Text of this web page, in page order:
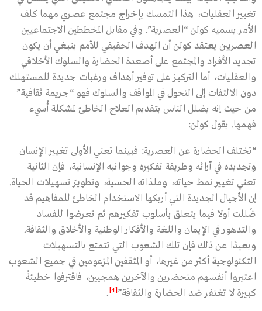
تغيير العقليات، هذا التمسك بإخراج مجتمع عصري مهما كلف
الأمر يسميه كولن “العصرية”. وفي مقابل المخططين الاجتماعيين
العصريين يعتقد كولن أن الهدف الحقيقي للأمم ينبغي أن يكون
تجديد الأفراد والمجتمع على أصعدة الحضارة والسلوك الأخلاقي
والعقليات، أما التركيز على توفير أهداف ورغبات جديدة للمستهلك
دون الالتفات إلى التحول في المواقف والسلوك فهو “جريمة ثقافية”
من حيث إنه يضلل الناس بتقديم العلاج الخاطئ لمشكلة أُسيء
فهمها. يقول كولن:
“تختلف الحضارة عن العصرية: فبينما تعني الأولى تغيير الإنسان
وتجديده في آرائه وطريقة تفكيره وجوانبه الإنسانية، فإن الثانية
تعني تغيير نمط حياته، وملذاته الحسية، وتطويرَ تسهيلات الحياة.
إن الأجيال الجديدة التي أربكها الاستخدام الخاطئ للمفاهيم قد
ضُللت أولًا فيما يتعلق بأسلوب تفكيرهم ثم تعرضوا للفساد
والتدهور في الإيمان واللغة والأفكار الوطنية والأخلاق والثقافة.
وبعيدًا عن ذلك فإن تلك الشعوب التي تتمتع بالتسهيلات
التكنولوجية أكثر من غيرها، أو المثقفين المزعومين في جميع الشعوب
اعتبروا أنفسهم متحضرين والآخرين همجيين، فاقترفوا خطيئةً
كبيرة لا تغتفر ضد الحضارة والثقافة”[4]
.